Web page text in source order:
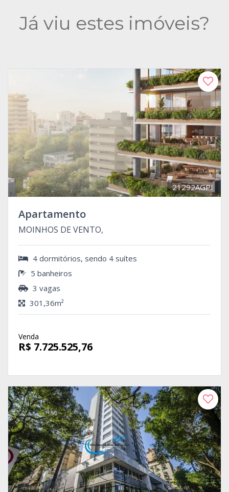
Já viu estes imóveis?
21292AGPI
Apartamento
MOINHOS DE VENTO,
4 dormitórios, sendo 4 suítes
5 banheiros
3 vagas
301,36m²
Venda
R$ 7.725.525,76